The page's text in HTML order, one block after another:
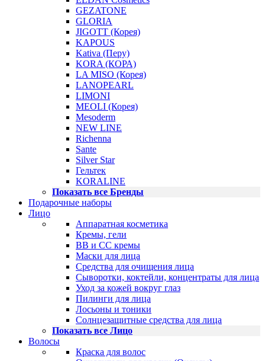
GEZATONE
GLORIA
JIGOTT (Корея)
KAPOUS
Kativa (Перу)
KORA (КОРА)
LA MISO (Корея)
LANOPEARL
LIMONI
MEOLI (Корея)
Mesoderm
NEW LINE
Richenna
Sante
Silver Star
Гельтек
KORALINE
Показать все Бренды
Подарочные наборы
Лицо
Аппаратная косметика
Кремы, гели
BB и CC кремы
Маски для лица
Средства для очищения лица
Сыворотки, коктейли, концентраты для лица
Уход за кожей вокруг глаз
Пилинги для лица
Лосьоны и тоники
Солнцезащитные средства для лица
Показать все Лицо
Волосы
Краска для волос